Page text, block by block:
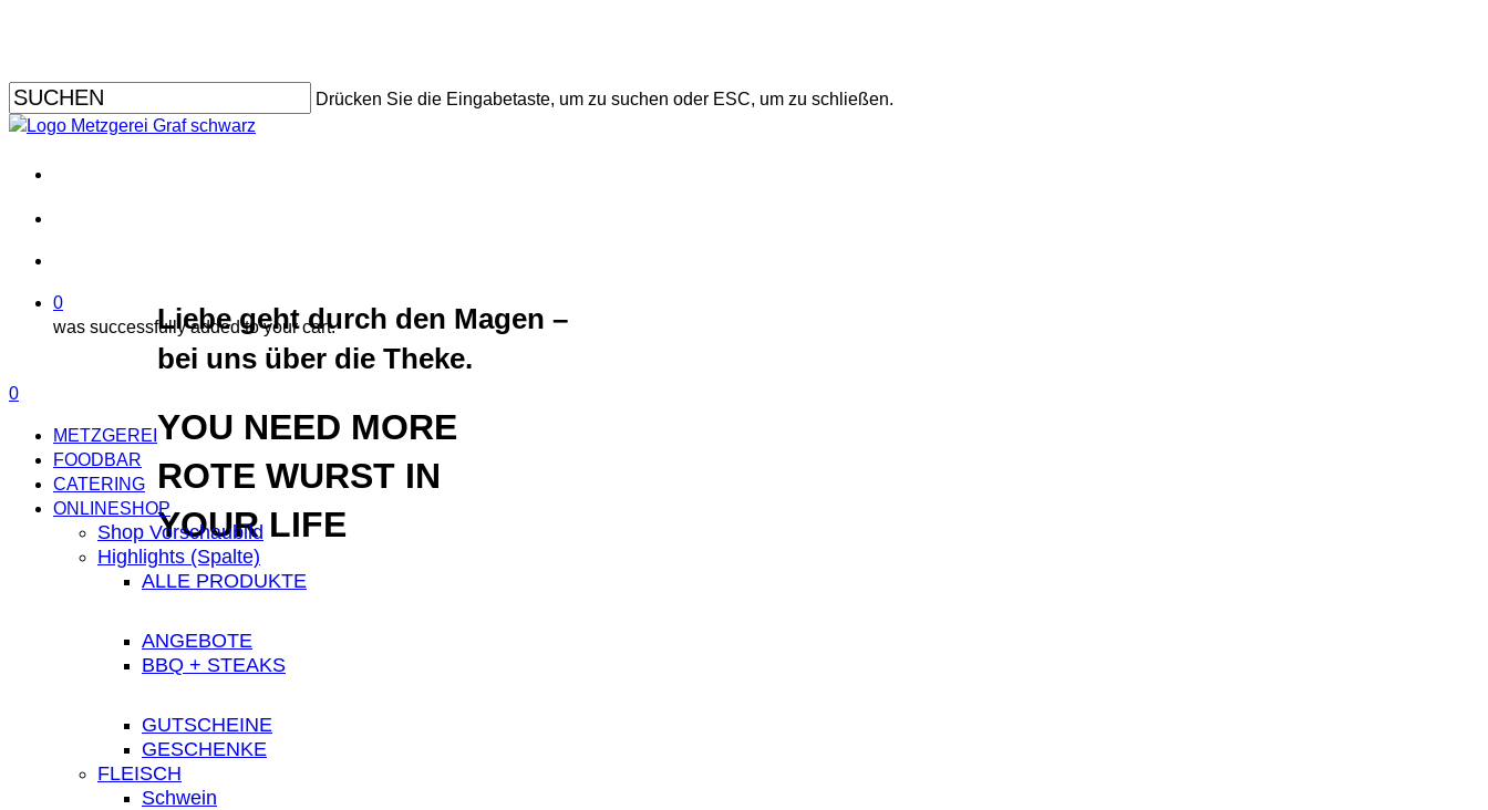
content
Drücken Sie die Eingabetaste, um zu suchen oder ESC, um zu schließen.
0
was successfully added to your cart.
Menu
search
account
0
METZGEREI
FOODBAR
CATERING
ONLINESHOP
Shop Vorschaubild
Highlights (Spalte)
ALLE PRODUKTE
ANGEBOTE
BBQ + STEAKS
GUTSCHEINE
GESCHENKE
FLEISCH
Schwein
Liebe geht durch den Magen –
bei uns über die Theke.
YOU NEED MORE
ROTE WURST IN
YOUR LIFE